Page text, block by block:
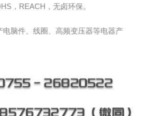
，REACH，无卤环保。
电脑件、线圈、高频变压器等电器产